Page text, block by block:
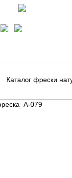
Каталог фрески